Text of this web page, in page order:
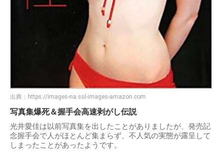
出典： https://images-na.ssl-images-amazon.com
写真集爆死＆握手会高速剥がし伝説
光井愛佳は以前写真集を出したことがありましたが、発売記
念握手会で人がほとんど集まらず、不人気の実態が露呈して
しまったことがあったようです。